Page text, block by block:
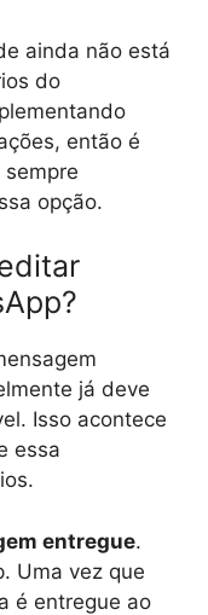
ainda não está
do
então é
opção.
já deve
Isso acontece
essa
entregue.
Uma vez que
é entregue ao